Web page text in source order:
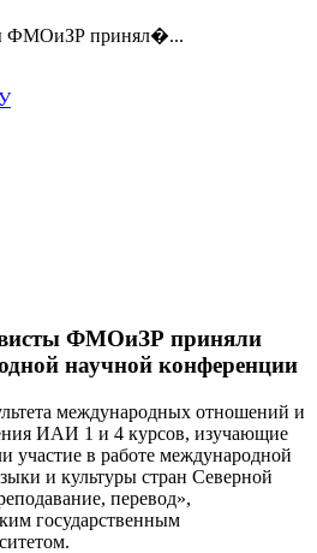
ФМОиЗР принял�...
ФМОиЗР приняли
научной конференции
международных отношений и
ИАИ 1 и 4 курсов, изучающие
участие в работе международной
и культуры стран Северной
перевод»,
государственным